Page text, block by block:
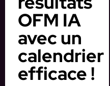
OFM IA
avec un
calendrier
efficace !